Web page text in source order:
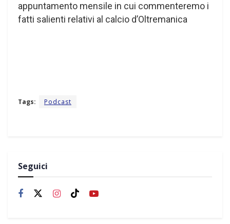
appuntamento mensile in cui commenteremo i
fatti salienti relativi al calcio d’Oltremanica
Tags: Podcast
Seguici